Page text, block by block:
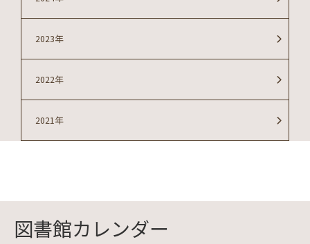
2023年
2022年
2021年
図書館カレンダー